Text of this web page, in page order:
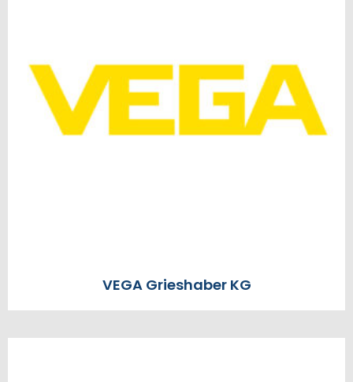
VEGA Grieshaber KG